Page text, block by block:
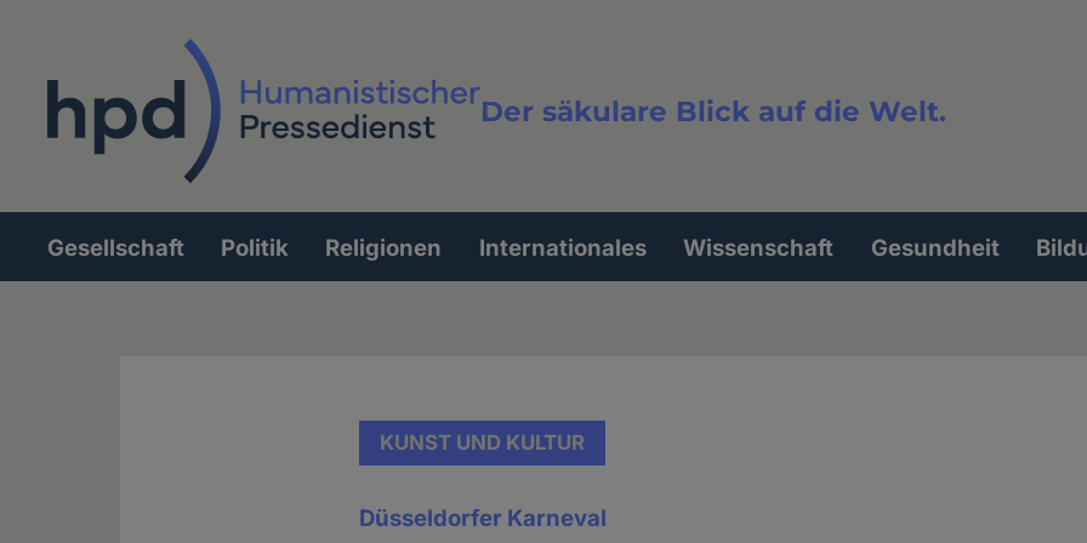
Der säkulare Blick auf die Welt.
Volltextsuche
Hauptnavigation
Gesellschaft Politik Religionen Internationales Wissenschaft Gesundheit
KUNST UND KULTUR
Düsseldorfer Karneval